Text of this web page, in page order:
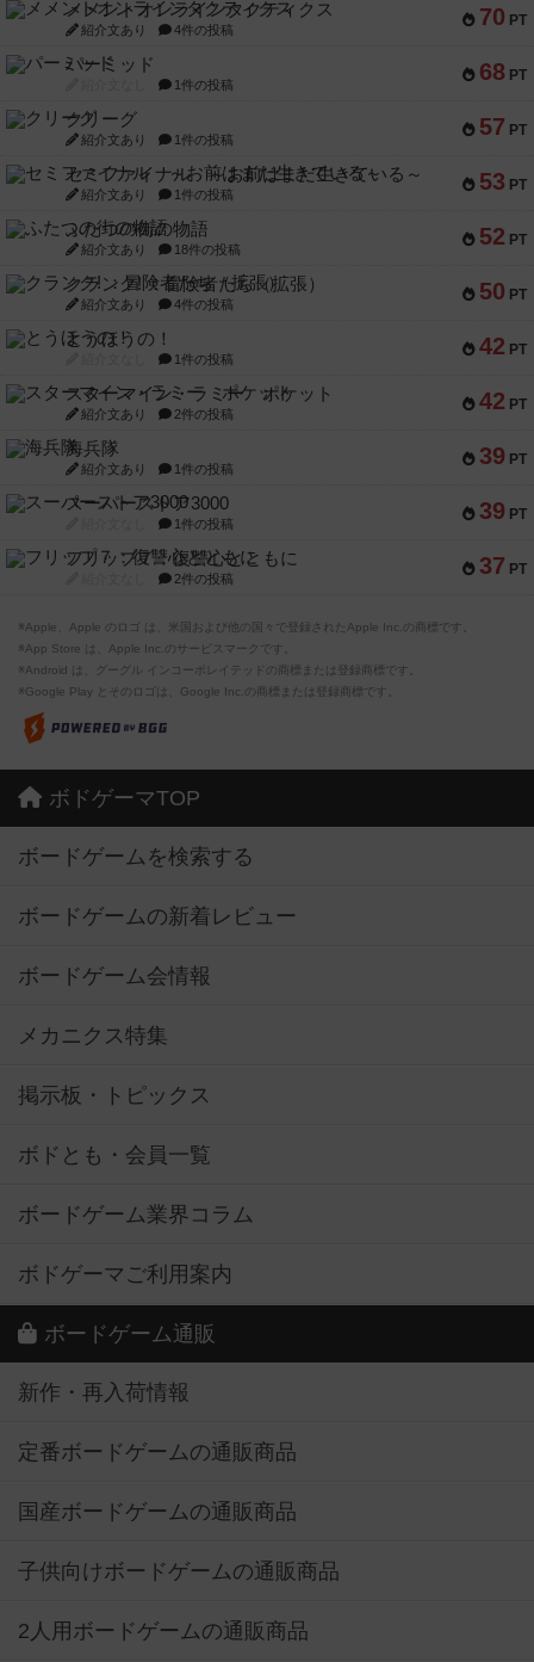
70 PT
メメントオンラインタクティクス
紹介文あり 4件の投稿
68 PT
パーミッド
1件の投稿
57 PT
クリーグ
紹介文あり 1件の投稿
53 PT
セミファイナル ～お前はまだ生きている～
紹介文あり 1件の投稿
52 PT
ふたつの街の物語
紹介文あり 18件の投稿
50 PT
クランク! ：冒険者たち（拡張）
紹介文あり 4件の投稿
42 PT
とうほうの！
1件の投稿
42 PT
スターマイン・ラミー ポケット
紹介文あり 2件の投稿
39 PT
海兵隊
紹介文あり 1件の投稿
39 PT
スーパーストア3000
1件の投稿
37 PT
フリップ７：復讐心とともに
2件の投稿
※Apple、Apple のロゴ は、米国および他の国々で登録されたApple Inc.の商標です。
※App Store は、Apple Inc.のサービスマークです。
※Android は、グーグル インコーポレイテッドの商標または登録商標です。
※Google Play とそのロゴは、Google Inc.の商標または登録商標です。
ボドゲーマTOP
ボードゲームを検索する
ボードゲームの新着レビュー
ボードゲーム会情報
メカニクス特集
掲示板・トピックス
ボドとも・会員一覧
ボードゲーム業界コラム
ボドゲーマご利用案内
ボードゲーム通販
新作・再入荷情報
定番ボードゲームの通販商品
国産ボードゲームの通販商品
子供向けボードゲームの通販商品
2人用ボードゲームの通販商品